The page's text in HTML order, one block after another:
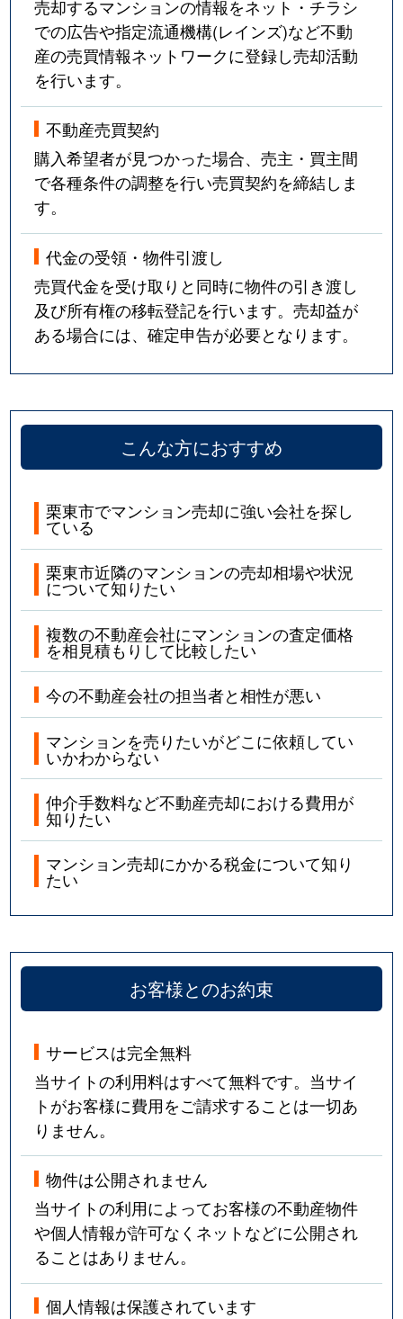
売却するマンションの情報をネット・チラシ
での広告や指定流通機構(レインズ)など不動
産の売買情報ネットワークに登録し売却活動
を行います。
不動産売買契約
購入希望者が見つかった場合、売主・買主間
で各種条件の調整を行い売買契約を締結しま
す。
代金の受領・物件引渡し
売買代金を受け取りと同時に物件の引き渡し
及び所有権の移転登記を行います。売却益が
ある場合には、確定申告が必要となります。
こんな方におすすめ
栗東市でマンション売却に強い会社を探し
ている
栗東市近隣のマンションの売却相場や状況
について知りたい
複数の不動産会社にマンションの査定価格
を相見積もりして比較したい
今の不動産会社の担当者と相性が悪い
マンションを売りたいがどこに依頼してい
いかわからない
仲介手数料など不動産売却における費用が
知りたい
マンション売却にかかる税金について知り
たい
お客様とのお約束
サービスは完全無料
当サイトの利用料はすべて無料です。当サイ
トがお客様に費用をご請求することは一切あ
りません。
物件は公開されません
当サイトの利用によってお客様の不動産物件
や個人情報が許可なくネットなどに公開され
ることはありません。
個人情報は保護されています